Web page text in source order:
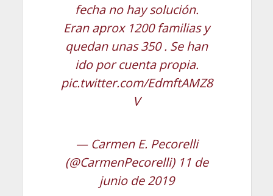
fecha no hay solución.
Eran aprox 1200 familias y
quedan unas 350 . Se han
ido por cuenta propia.
pic.twitter.com/EdmftAMZ8
V
— Carmen E. Pecorelli
(@CarmenPecorelli) 11 de
junio de 2019